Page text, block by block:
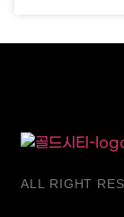
ALL RIGHT